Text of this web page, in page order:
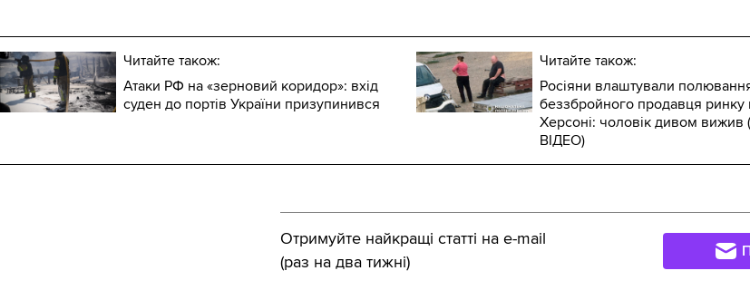
Читайте також:
Атаки РФ на «зерновий коридор»: вхід
суден до портів України призупинився
Читайте також:
Росіяни влаштували
беззбройного продавця ринку
Херсоні: чоловік дивом
ВІДЕО)
Отримуйте найкращі статті на e-mail
(раз на два тижні)